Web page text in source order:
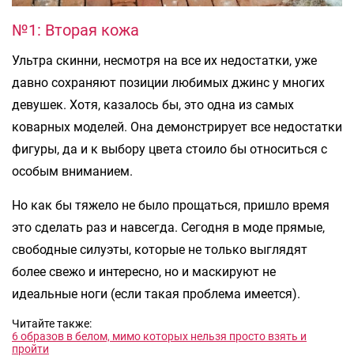
№1: Вторая кожа
Ультра скинни, несмотря на все их недостатки, уже
давно сохраняют позиции любимых джинс у многих
девушек. Хотя, казалось бы, это одна из самых
коварных моделей. Она демонстрирует все недостатки
фигуры, да и к выбору цвета стоило бы относиться с
особым вниманием.
Но как бы тяжело не было прощаться, пришло время
это сделать раз и навсегда. Сегодня в моде прямые,
свободные силуэты, которые не только выглядят
более свежо и интересно, но и маскируют не
идеальные ноги (если такая проблема имеется).
Читайте также:
6 образов в белом, мимо которых нельзя просто взять и
пройти